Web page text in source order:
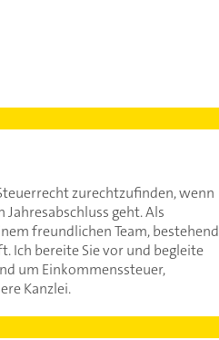
zurechtzufinden, wenn
geht. Als
freundlichen Team, bestehend
Ich bereite Sie vor und begleite
um Einkommenssteuer,
Kanzlei.